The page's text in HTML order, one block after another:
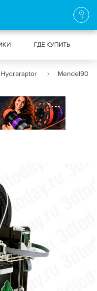
ГДЕ КУПИТЬ
Hydraraptor Mendel90